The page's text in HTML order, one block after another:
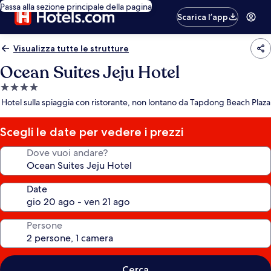
Passa alla sezione principale della pagina
Scarica l’app
Visualizza tutte le strutture
Ocean Suites Jeju Hotel
Struttura
a
stelle
Hotel sulla spiaggia con ristorante, non lontano da Tapdong Beach Plaza
Scegli le date per vedere i prezzi
Dove vuoi andare?
Date
Persone